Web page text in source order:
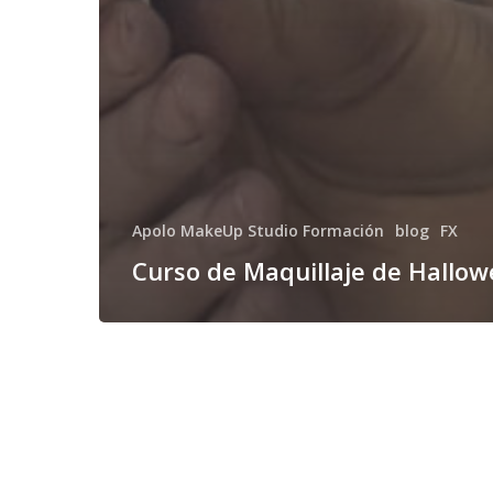
Apolo MakeUp Studio Formación blog FX
Curso de Maquillaje de